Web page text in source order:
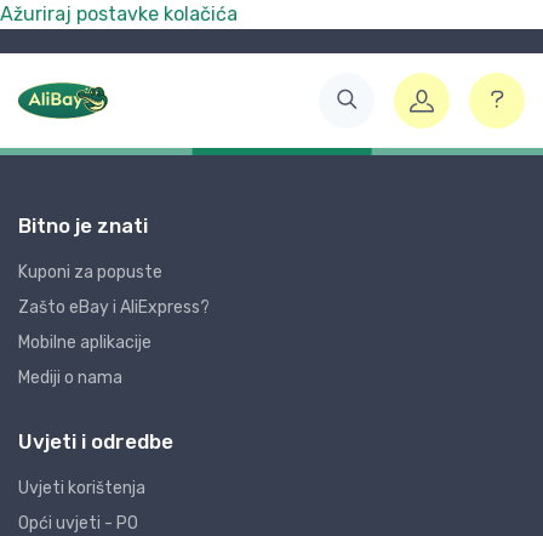
Ažuriraj postavke kolačića
Bitno je znati
Kuponi za popuste
Zašto eBay i AliExpress?
Mobilne aplikacije
Mediji o nama
Uvjeti i odredbe
Uvjeti korištenja
Opći uvjeti - PO